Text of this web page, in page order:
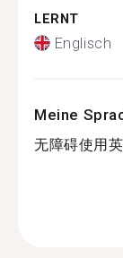
LERNT
Englisch
Meine
无障碍使用